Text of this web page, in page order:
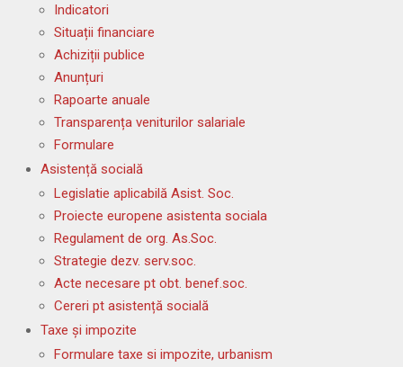
Indicatori
Situații financiare
Achiziții publice
Anunțuri
Rapoarte anuale
Transparența veniturilor salariale
Formulare
Asistență socială
Legislatie aplicabilă Asist. Soc.
Proiecte europene asistenta sociala
Regulament de org. As.Soc.
Strategie dezv. serv.soc.
Acte necesare pt obt. benef.soc.
Cereri pt asistență socială
Taxe și impozite
Formulare taxe si impozite, urbanism